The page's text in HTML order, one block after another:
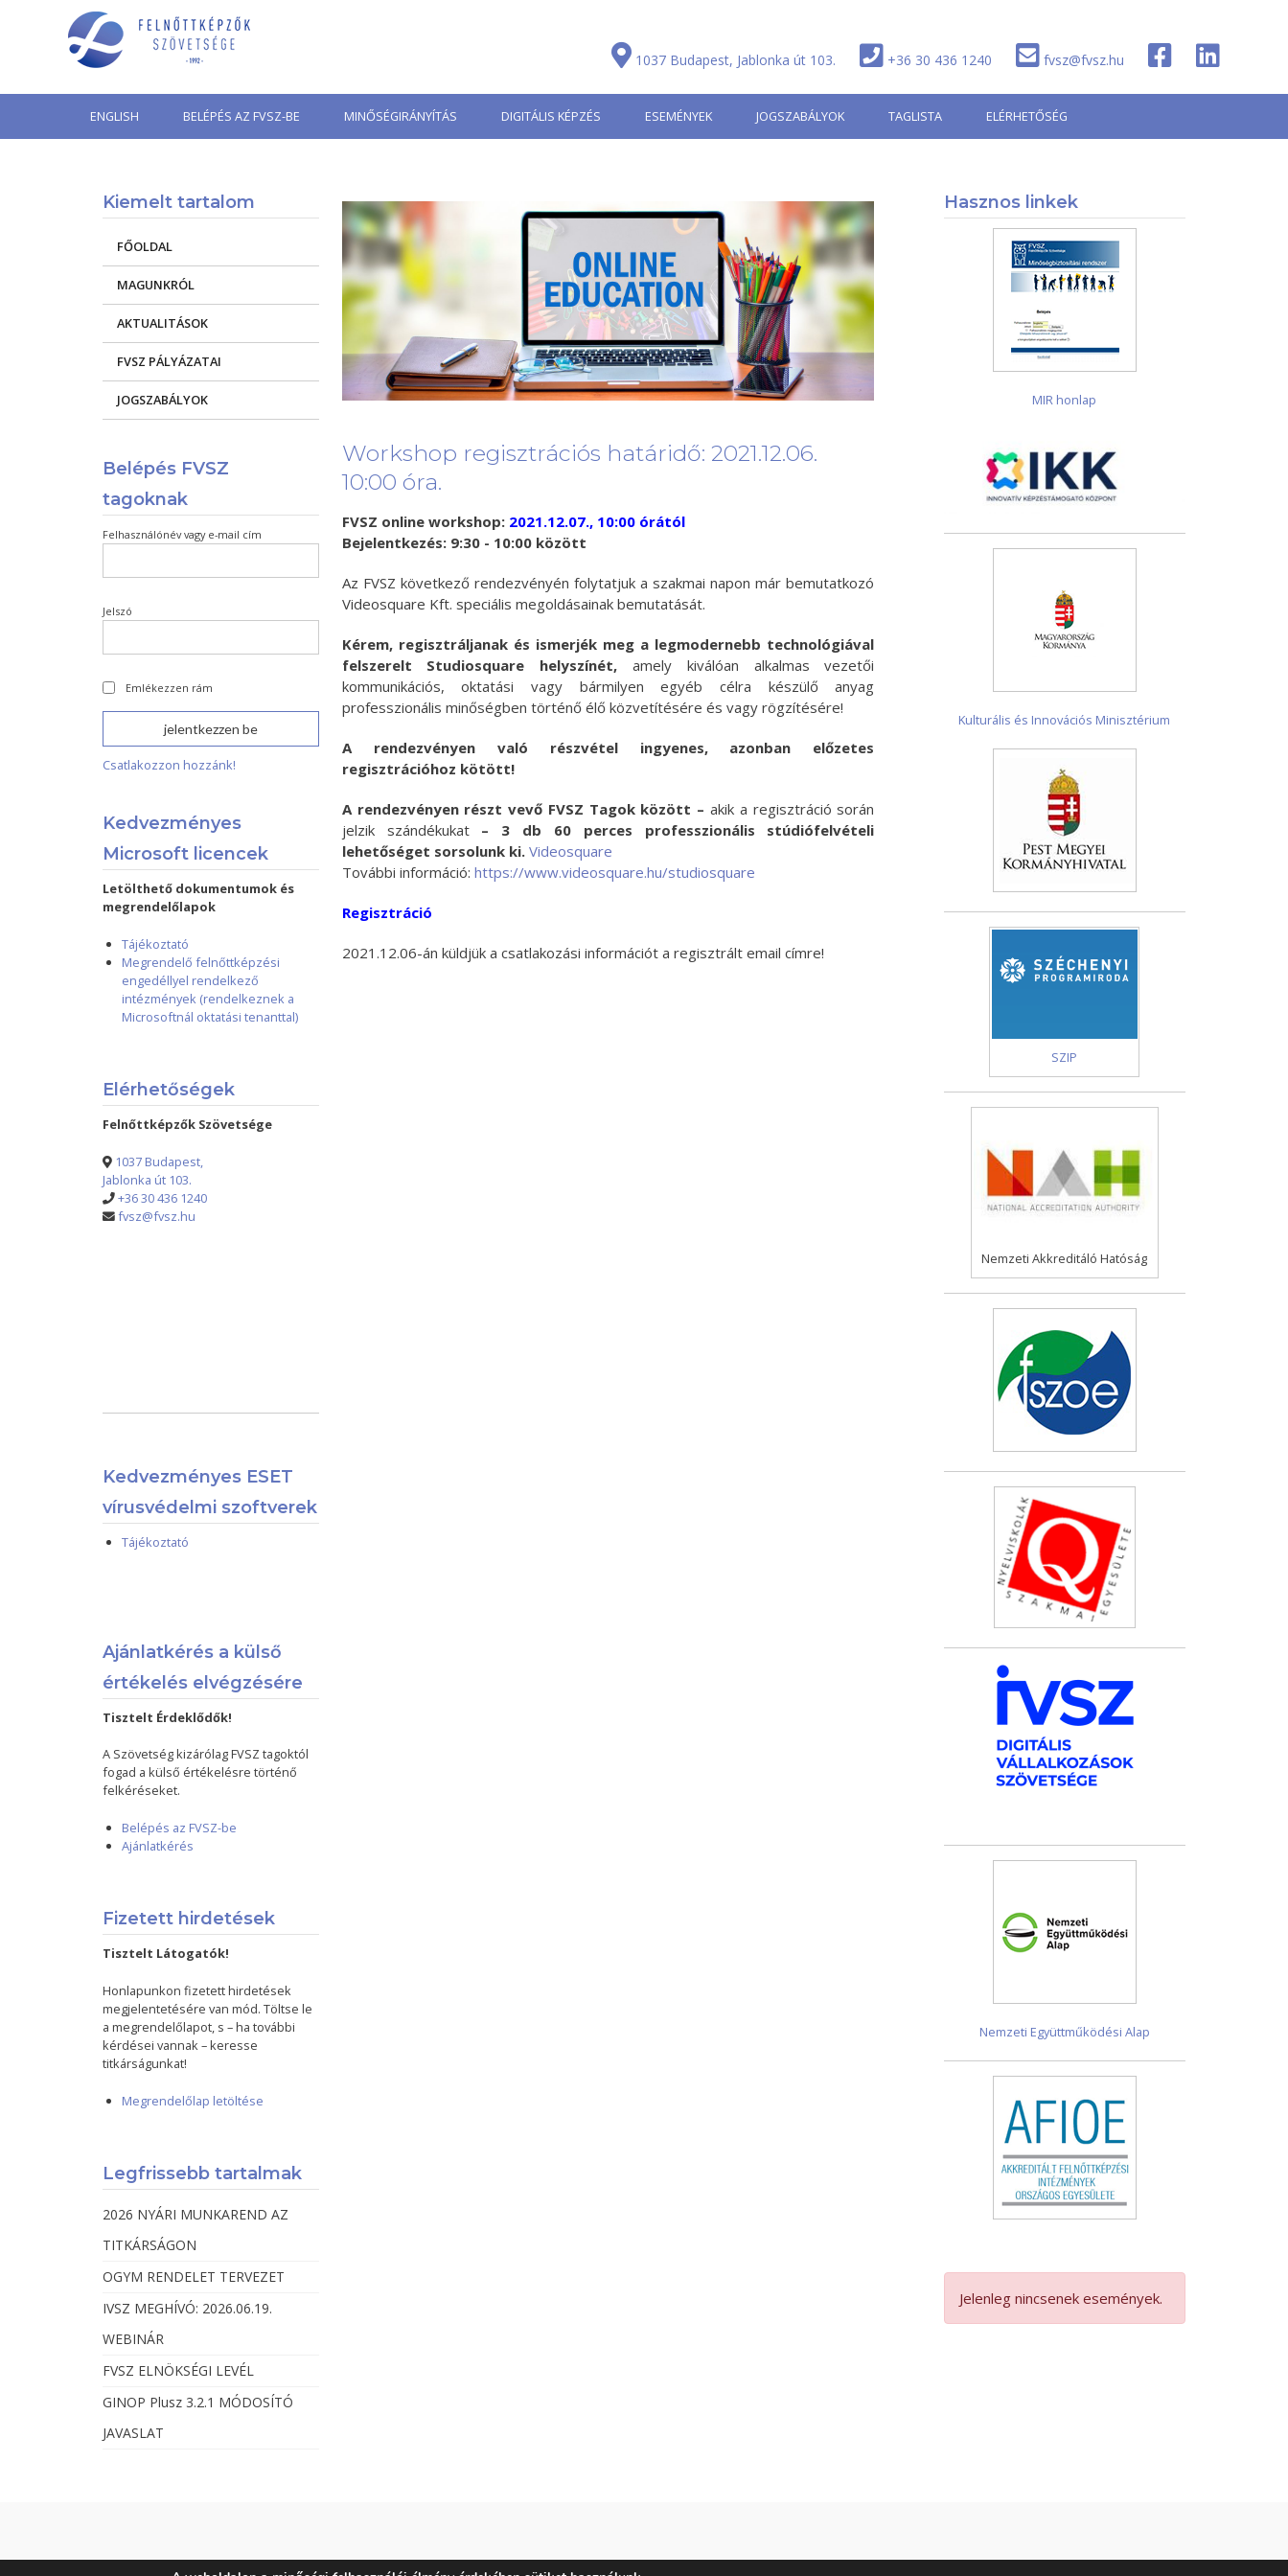
1037 Budapest, Jablonka út 103. +36 30 436 1240 fvsz@fvsz.hu
ENGLISH BELÉPÉS AZ FVSZ-BE MINŐSÉGIRÁNYÍTÁS DIGITÁLIS KÉPZÉS ESEMÉNYEK JOGSZABÁLYOK TAGLISTA ELÉRHETŐSÉG
Workshop regisztrációs határidő: 2021.12.06.
10:00 óra.
FVSZ online workshop: 2021.12.07., 10:00 órától
Bejelentkezés: 9:30 - 10:00 között
Az FVSZ következő rendezvényén folytatjuk a szakmai napon már bemutatkozó
Videosquare Kft. speciális megoldásainak bemutatását.
Kérem, regisztráljanak és ismerjék meg a legmodernebb technológiával
felszerelt Studiosquare helyszínét,amely kiválóan alkalmas vezetői
kommunikációs, oktatási vagy bármilyen egyéb célra készülő anyag
professzionális minőségben történő élő közvetítésére és vagy rögzítésére!
A rendezvényen való részvétel ingyenes, azonban előzetes
regisztrációhoz kötött!
A rendezvényen részt vevő FVSZ Tagok között –akik a regisztráció során
jelzik szándékukat – 3 db 60 perces professzionális stúdiófelvételi
lehetőséget sorsolunk ki. Videosquare
További információ: https://www.videosquare.hu/studiosquare
Regisztráció
2021.12.06-án küldjük a csatlakozási információt a regisztrált email címre!
Kiemelt tartalom
FŐOLDAL
MAGUNKRÓL
AKTUALITÁSOK
FVSZ PÁLYÁZATAI
JOGSZABÁLYOK
Belépés FVSZ
tagoknak
Felhasználónév vagy e-mail cím
Jelszó
Emlékezzen rám
Csatlakozzon hozzánk!
Kedvezményes
Microsoft licencek
Letölthető dokumentumok és
megrendelőlapok
Tájékoztató
Megrendelő felnőttképzési
engedéllyel rendelkező
intézmények (rendelkeznek a
Microsoftnál oktatási tenanttal)
Elérhetőségek
Felnőttképzők Szövetsége
1037 Budapest,
Jablonka út 103.
+36 30 436 1240
fvsz@fvsz.hu
Kedvezményes ESET
vírusvédelmi szoftverek
Tájékoztató
Ajánlatkérés a külső
értékelés elvégzésére
Tisztelt Érdeklődők!
A Szövetség kizárólag FVSZ tagoktól
fogad a külső értékelésre történő
felkéréseket.
Belépés az FVSZ-be
Ajánlatkérés
Fizetett hirdetések
Tisztelt Látogatók!
Honlapunkon fizetett hirdetések
megjelentetésére van mód. Töltse le
a megrendelőlapot, s – ha további
kérdései vannak – keresse
titkárságunkat!
Megrendelőlap letöltése
Legfrissebb tartalmak
2026 NYÁRI MUNKAREND AZ
TITKÁRSÁGON
OGYM RENDELET TERVEZET
IVSZ MEGHÍVÓ: 2026.06.19.
WEBINÁR
FVSZ ELNÖKSÉGI LEVÉL
GINOP Plusz 3.2.1 MÓDOSÍTÓ
JAVASLAT
Hasznos linkek
MIR honlap
Kulturális és Innovációs Minisztérium
SZIP
Nemzeti Akkreditáló Hatóság
Nemzeti Együttműködési Alap
Jelenleg nincsenek események.